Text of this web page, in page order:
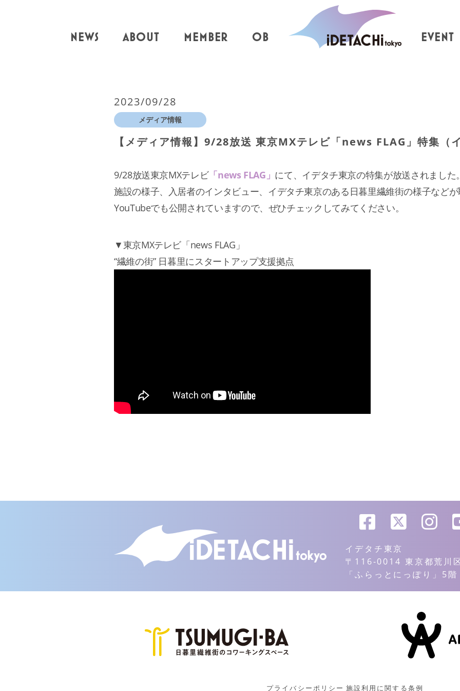
NEWS ABOUT MEMBER OB EVENT
2023/09/28
メディア情報
【メディア情報】9/28放送 東京MXテレビ「news FLAG」特集（
9/28放送東京MXテレビ「news FLAG」 にて、イデタチ東京の特集が放送されました
施設の様子、入居者のインタビュー、イデタチ東京のある日暮里繊維街の様子など
YouTubeでも公開されていますので、ぜひチェックしてみてください。
▼東京MXテレビ「news FLAG」
“繊維の街” 日暮里にスタートアップ支援拠点
イデタチ東京
〒116-0014 東京都荒川
「ふらっとにっぽり」5階
プライバシーポリシー 施設利用に関する条例